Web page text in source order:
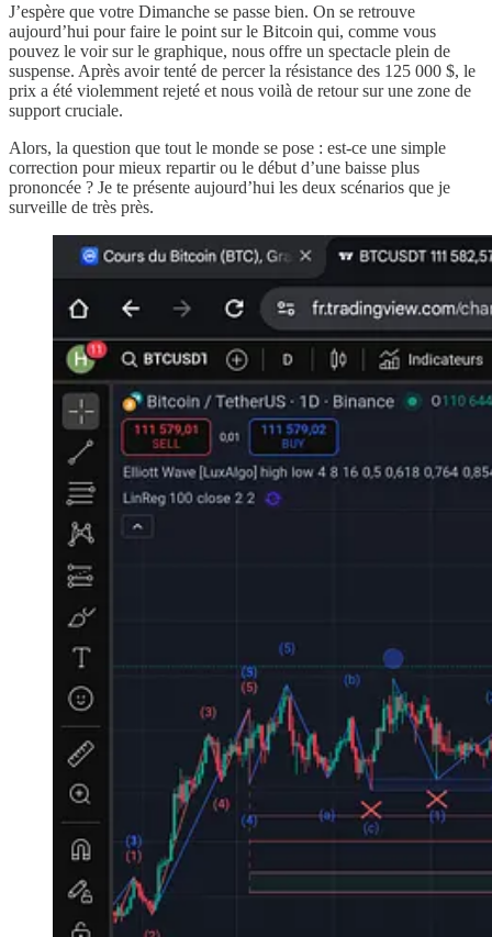
J’espère que votre Dimanche se passe bien. On se retrouve
aujourd’hui pour faire le point sur le Bitcoin qui, comme vous
pouvez le voir sur le graphique, nous offre un spectacle plein de
suspense. Après avoir tenté de percer la résistance des 125 000 $, le
prix a été violemment rejeté et nous voilà de retour sur une zone de
support cruciale.
Alors, la question que tout le monde se pose : est-ce une simple
correction pour mieux repartir ou le début d’une baisse plus
prononcée ? Je te présente aujourd’hui les deux scénarios que je
surveille de très près.